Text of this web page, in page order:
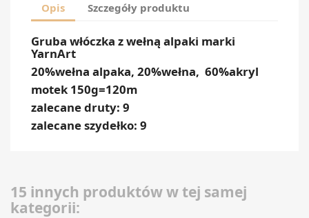
Opis Szczegóły produktu
Gruba włóczka z wełną alpaki marki
YarnArt
20%wełna alpaka, 20%wełna, 60%akryl
motek 150g=120m
zalecane druty: 9
zalecane szydełko: 9
15 innych produktów w tej samej
kategorii: